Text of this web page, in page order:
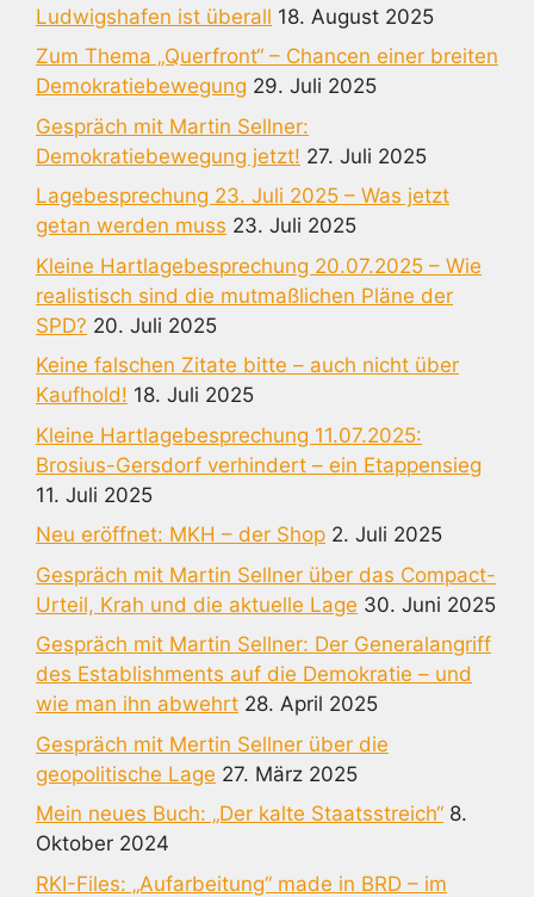
Ludwigshafen ist überall 18. August 2025
Zum Thema „Querfront“ – Chancen einer breiten
Demokratiebewegung 29. Juli 2025
Gespräch mit Martin Sellner:
Demokratiebewegung jetzt! 27. Juli 2025
Lagebesprechung 23. Juli 2025 – Was jetzt
getan werden muss 23. Juli 2025
Kleine Hartlagebesprechung 20.07.2025 – Wie
realistisch sind die mutmaßlichen Pläne der
SPD? 20. Juli 2025
Keine falschen Zitate bitte – auch nicht über
Kaufhold! 18. Juli 2025
Kleine Hartlagebesprechung 11.07.2025:
Brosius-Gersdorf verhindert – ein Etappensieg
11. Juli 2025
Neu eröffnet: MKH – der Shop 2. Juli 2025
Gespräch mit Martin Sellner über das Compact-
Urteil, Krah und die aktuelle Lage 30. Juni 2025
Gespräch mit Martin Sellner: Der Generalangriff
des Establishments auf die Demokratie – und
wie man ihn abwehrt 28. April 2025
Gespräch mit Mertin Sellner über die
geopolitische Lage 27. März 2025
Mein neues Buch: „Der kalte Staatsstreich“ 8.
Oktober 2024
RKI-Files: „Aufarbeitung“ made in BRD – im